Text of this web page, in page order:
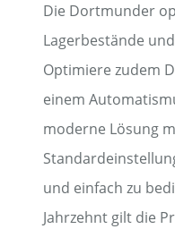
Die Dortmunder
Lagerbestände
Optimiere zudem
einem
moderne Lösung
und einfach zu
Jahrzehnt gilt die